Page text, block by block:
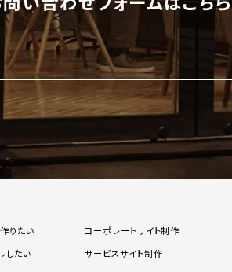
りたい
したい
コーポレートサイト制作
サービスサイト制作